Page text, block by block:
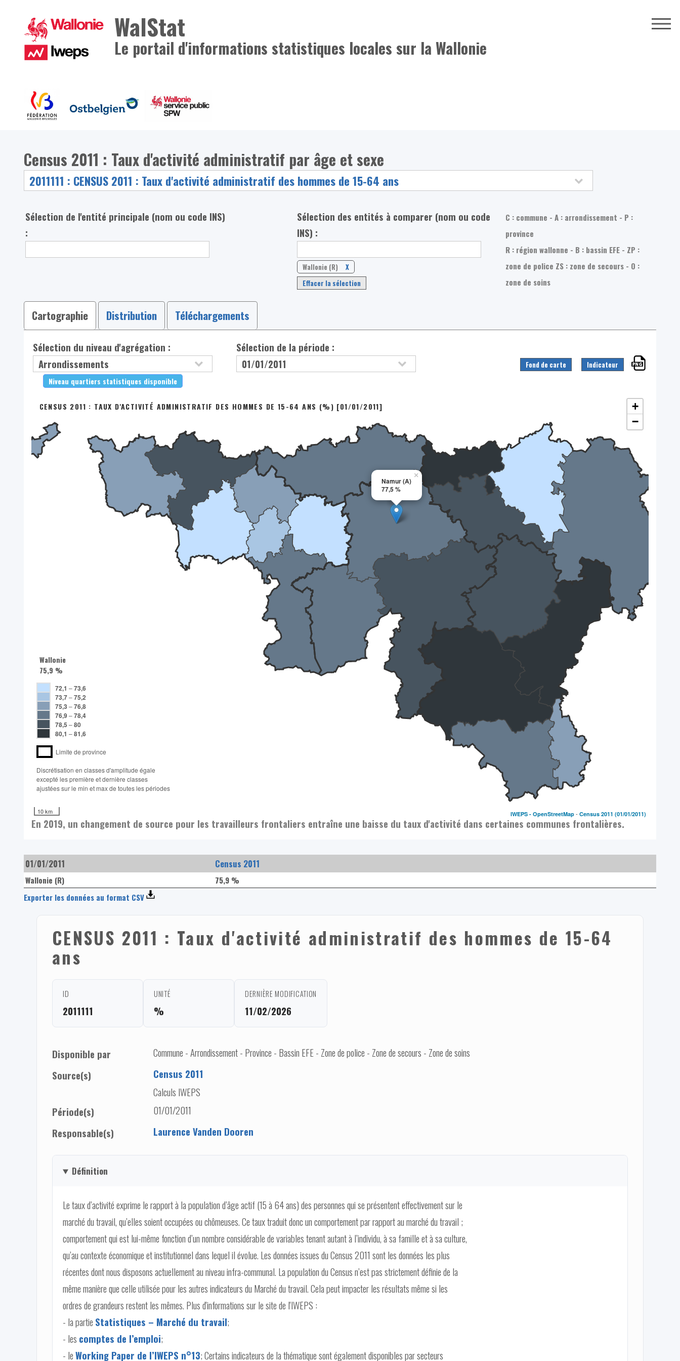
WalStat
Le portail d'informations statistiques locales sur la Wallonie
Census 2011 : Taux d'activité administratif par âge et sexe
Sélection de l'entité principale (nom ou code INS)
:
Sélection des entités à comparer (nom ou code
INS) :
Wallonie (R)
X
Effacer la sélection
C : commune - A : arrondissement - P :
province
R : région wallonne - B : bassin EFE - ZP :
zone de police ZS : zone de secours - O :
zone de soins
Cartographie Distribution Téléchargements
Sélection du niveau d'agrégation :
Niveau quartiers statistiques disponible
Sélection de la période :
Fond de carte Indicateur
Namur (A)
77,5 %
×
CENSUS 2011 : TAUX D'ACTIVITÉ ADMINISTRATIF DES HOMMES DE 15-64 ANS (%) [01/01/2011]
+
−
Wallonie
75,9 %
72,1 –73,6
73,7–75,2
75,3 –76,8
76,9–78,4
78,5 –80
80,1 –81,6
Limite de province
Discrétisation en classes d'amplitude égale​
excepté les première et dernière classes
ajustées sur le min et max de toutes les périodes
10 km IWEPS -OpenStreetMap -Census 2011 (01/01/2011)
En 2019, un changement de source pour les travailleurs frontaliers entraîne une baisse du taux d'activité dans certaines communes frontalières.
01/01/2011 Census 2011
Wallonie (R)
75,9 %
Exporter les données au format CSV
CENSUS 2011 : Taux d'activité administratif des hommes de 15-64
ans
ID
2011111
UNITÉ
%
DERNIÈRE MODIFICATION
11/02/2026
Disponible par
Commune - Arrondissement - Province - Bassin EFE - Zone de police - Zone de secours - Zone de soins
Source(s)
Census 2011
Calculs IWEPS
Période(s)
01/01/2011
Responsable(s)
Laurence Vanden Dooren
Définition
Le taux d’activité exprime le rapport à la population d’âge actif (15 à 64 ans) des personnes qui se présentent effectivement sur le
marché du travail, qu’elles soient occupées ou chômeuses. Ce taux traduit donc un comportement par rapport au marché du travail ;
comportement qui est lui-même fonction d’un nombre considérable de variables tenant autant à l’individu, à sa famille et à sa culture,
qu’au contexte économique et institutionnel dans lequel il évolue. Les données issues du Census 2011 sont les données les plus
récentes dont nous disposons actuellement au niveau infra-communal. La population du Census n’est pas strictement définie de la
même manière que celle utilisée pour les autres indicateurs du Marché du travail. Cela peut impacter les résultats même si les
ordres de grandeurs restent les mêmes. Plus d'informations sur le site de l'IWEPS :
- la partie Statistiques – Marché du travail;
- les comptes de l’emploi;
- leWorking Paper de l’IWEPS n°13; Certains indicateurs de la thématique sont également disponibles par secteurs